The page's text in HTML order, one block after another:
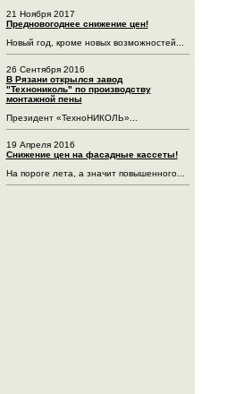
21 Ноября 2017
Предновогоднее снижение цен!
Новый год, кроме новых возможностей...
26 Сентября 2016
В Рязани открылся завод
"Технониколь" по производству
монтажной пены
Президент «ТехноНИКОЛЬ»...
19 Апреля 2016
Снижение цен на фасадные кассеты!
На пороге лета, а значит повышенного...